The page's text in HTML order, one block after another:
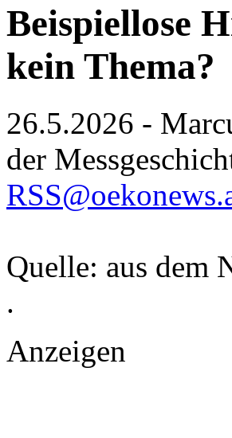
Beispiellose
kein Thema?
26.5.2026 -
der
Quelle: aus dem
.
Anzeigen